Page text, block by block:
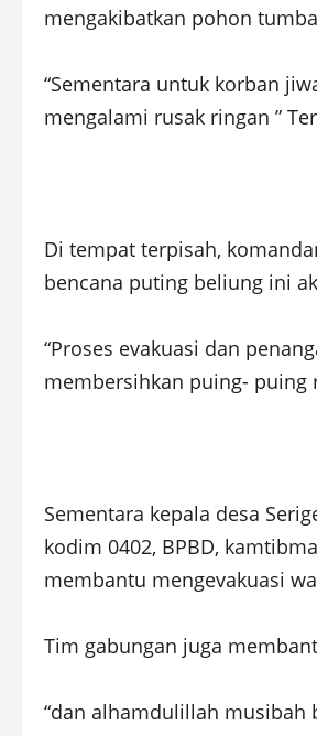
mengakibatkan pohon
“Sementara untuk korban
mengalami rusak ringan ”
Di tempat terpisah,
bencana puting beliung ini
“Proses evakuasi dan
membersihkan puing- puing
Sementara kepala desa
kodim 0402, BPBD,
membantu mengevakuasi
Tim gabungan juga
“dan alhamdulillah musibah